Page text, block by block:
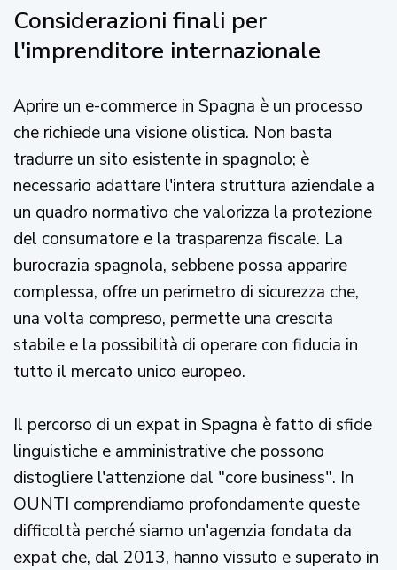
Considerazioni finali per
l'imprenditore internazionale
Aprire un e-commerce in Spagna è un processo
che richiede una visione olistica. Non basta
tradurre un sito esistente in spagnolo; è
necessario adattare l'intera struttura aziendale a
un quadro normativo che valorizza la protezione
del consumatore e la trasparenza fiscale. La
burocrazia spagnola, sebbene possa apparire
complessa, offre un perimetro di sicurezza che,
una volta compreso, permette una crescita
stabile e la possibilità di operare con fiducia in
tutto il mercato unico europeo.
Il percorso di un expat in Spagna è fatto di sfide
linguistiche e amministrative che possono
distogliere l'attenzione dal "core business". In
OUNTI comprendiamo profondamente queste
difficoltà perché siamo un'agenzia fondata da
expat che, dal 2013, hanno vissuto e superato in